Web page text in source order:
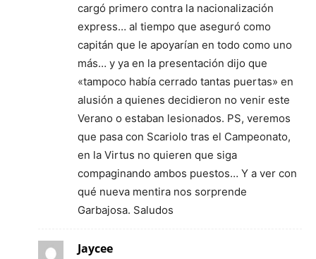
cargó primero contra la nacionalización
express… al tiempo que aseguró como
capitán que le apoyarían en todo como uno
más… y ya en la presentación dijo que
«tampoco había cerrado tantas puertas» en
alusión a quienes decidieron no venir este
Verano o estaban lesionados. PS, veremos
que pasa con Scariolo tras el Campeonato,
en la Virtus no quieren que siga
compaginando ambos puestos… Y a ver con
qué nueva mentira nos sorprende
Garbajosa. Saludos
Jaycee